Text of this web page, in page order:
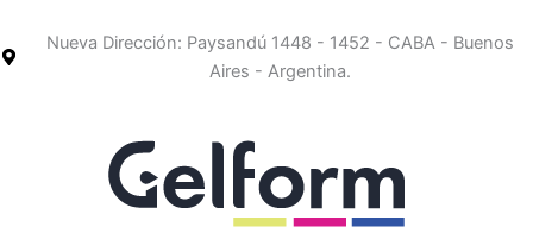
contenido
Nueva Dirección: Paysandú 1448 - 1452 - CABA - Buenos
Aires - Argentina.